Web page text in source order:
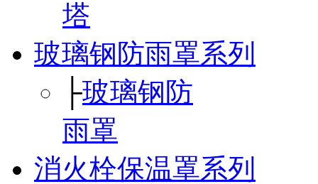
塔
玻璃钢防雨罩系列
├玻璃钢防
雨罩
消火栓保温罩系列